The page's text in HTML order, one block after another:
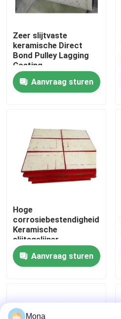
Thuis
Producten
Videos
Fabrieksreis
Contacteer ons
nieuws
Alumina Ceramische Voering
Zeer slijtvaste
keramische Direct
Bond Pulley Lagging
Coating
Aanvraag sturen
Hoge
corrosiebestendigheid
Keramische
slijtagelijner
Abrasiebestendig
Aanvraag sturen
Mona